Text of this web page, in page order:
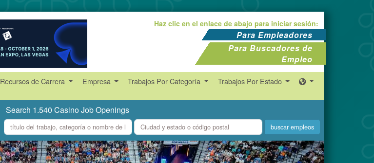
Haz clic en el enlace de abajo para iniciar sesión:
Para Empleadores
Para Buscadores de
Empleo
Recursos de Carrera Empresa Trabajos Por Categoría Trabajos Por Estado
Search 1.540 Casino Job Openings
what
where